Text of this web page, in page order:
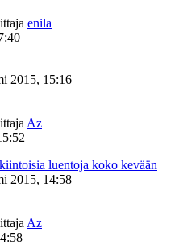
enila
2015, 15:16
Az
luentoja koko kevään
2015, 14:58
Az